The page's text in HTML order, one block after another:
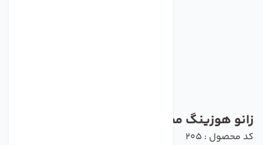
زانو هوزینگ ممبران تکومن سوپاپ دار
کد محصول : 205